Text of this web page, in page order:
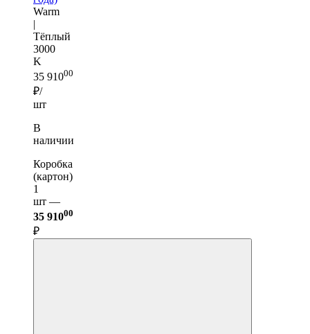
Warm
|
Тёплый
3000
K
35 91000
₽/
шт
В
наличии
Коробка
(картон)
1
шт —
35 91000
₽